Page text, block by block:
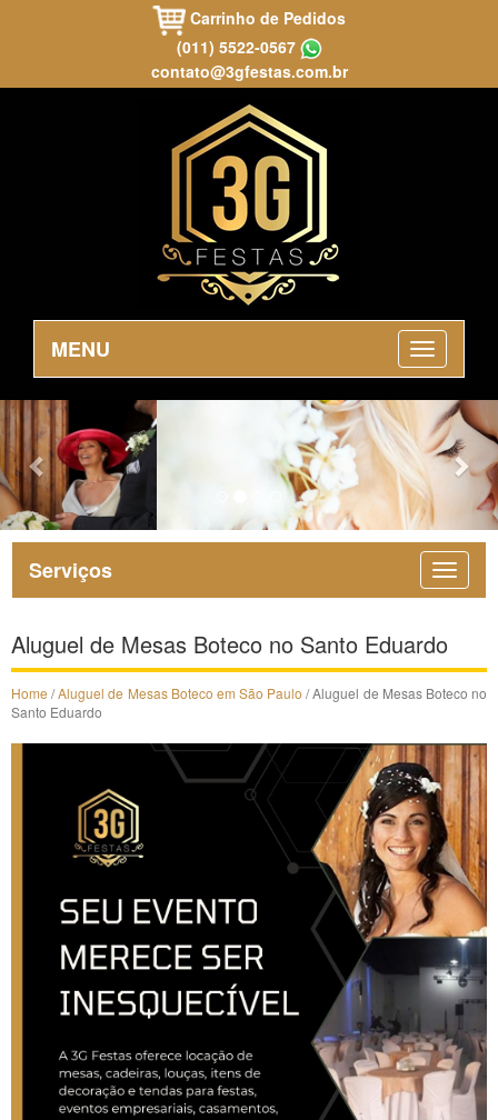
Carrinho de Pedidos
(011) 5522-0567
contato@3gfestas.com.br
MENU
Previous
Serviços
Aluguel de Mesas Boteco no Santo Eduardo
Home /Aluguel de Mesas Boteco em São Paulo / Aluguel de Mesas Boteco no
Santo Eduardo